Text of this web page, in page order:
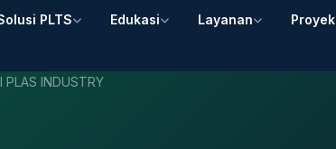
PLTS Edukasi Layanan Proyek
INDUSTRY